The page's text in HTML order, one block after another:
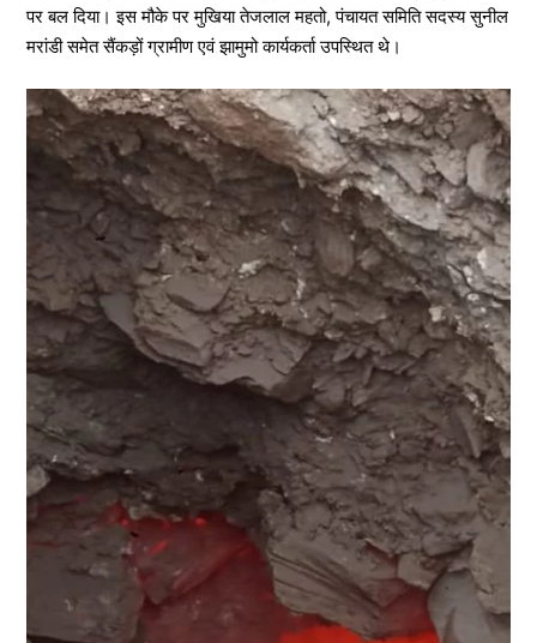
पर बल दिया। इस मौके पर मुखिया तेजलाल महतो, पंचायत समिति सदस्य सुनील
मरांडी समेत सैंकड़ों ग्रामीण एवं झामुमो कार्यकर्ता उपस्थित थे।